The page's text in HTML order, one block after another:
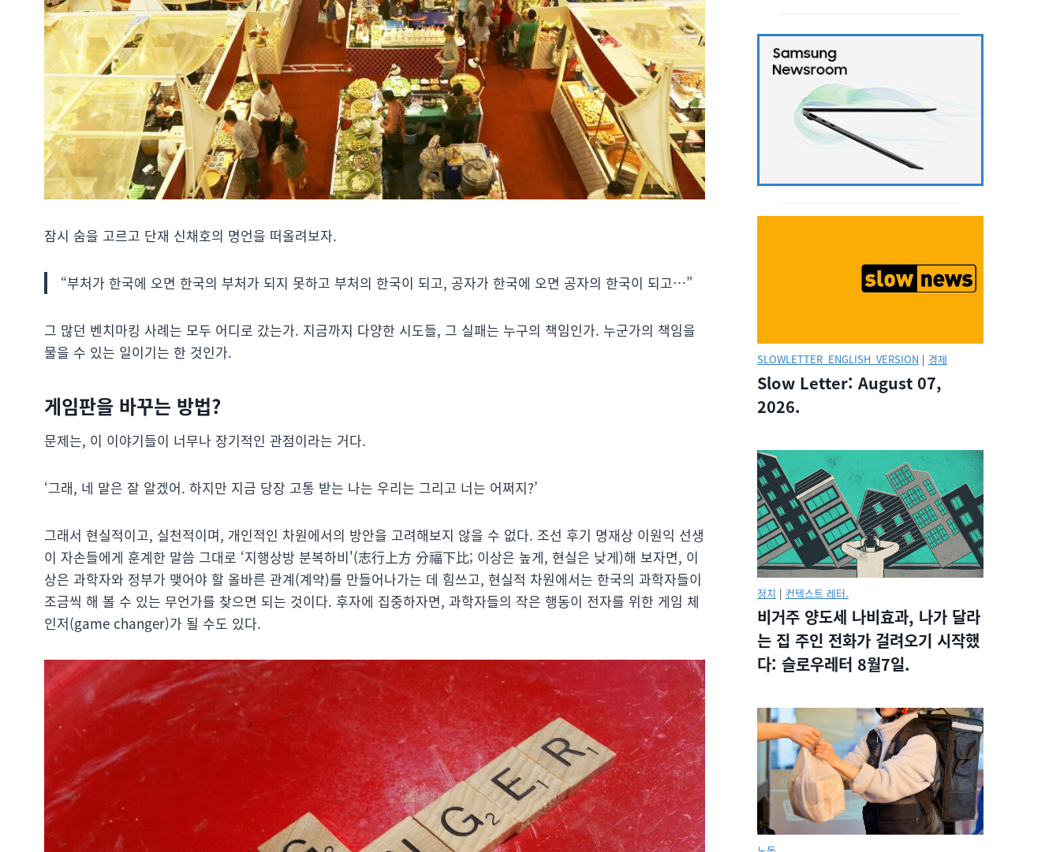
잠시 숨을 고르고 단재 신채호의 명언을 떠올려보자.
“부처가 한국에 오면 한국의 부처가 되지 못하고 부처의 한국이 되고, 공자가 한국에 오면 공자의 한국이 되고…”
그 많던 벤치마킹 사례는 모두 어디로 갔는가. 지금까지 다양한 시도들, 그 실패는 누구의 책임인가. 누군가의 책임을
물을 수 있는 일이기는 한 것인가.
게임판을 바꾸는 방법?
문제는, 이 이야기들이 너무나 장기적인 관점이라는 거다.
‘그래, 네 말은 잘 알겠어. 하지만 지금 당장 고통 받는 나는 우리는 그리고 너는 어쩌지?’
그래서 현실적이고, 실천적이며, 개인적인 차원에서의 방안을 고려해보지 않을 수 없다. 조선 후기 명재상 이원익 선생
이 자손들에게 훈계한 말씀 그대로 ‘지행상방 분복하비'(志行上方 分福下比; 이상은 높게, 현실은 낮게)해 보자면, 이
상은 과학자와 정부가 맺어야 할 올바른 관계(계약)를 만들어나가는 데 힘쓰고, 현실적 차원에서는 한국의 과학자들이
조금씩 해 볼 수 있는 무언가를 찾으면 되는 것이다. 후자에 집중하자면, 과학자들의 작은 행동이 전자를 위한 게임 체
인저(game changer)가 될 수도 있다.
SLOWLETTER_ENGLISH_VERSION | 경제
Slow Letter: August 07,
2026.
정치 | 컨텍스트 레터.
비거주 양도세 나비효과, 나가 달라
는 집 주인 전화가 걸려오기 시작했
다: 슬로우레터 8월7일.